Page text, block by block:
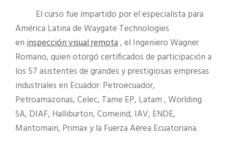
El curso fue impartido por el especialista para
América Latina de Waygate Technologies
eninspección visual remota, el Ingeniero Wagner
Romano, quien otorgó certificados de participación a
los 57 asistentes de grandes y prestigiosas empresas
industriales en Ecuador: Petroecuador,
Petroamazonas, Celec, Tame EP, Latam , Worlding
SA, DIAF, Halliburton, Comeind, IAV, ENDE,
Mantomain, Primax y la Fuerza Aérea Ecuatoriana.